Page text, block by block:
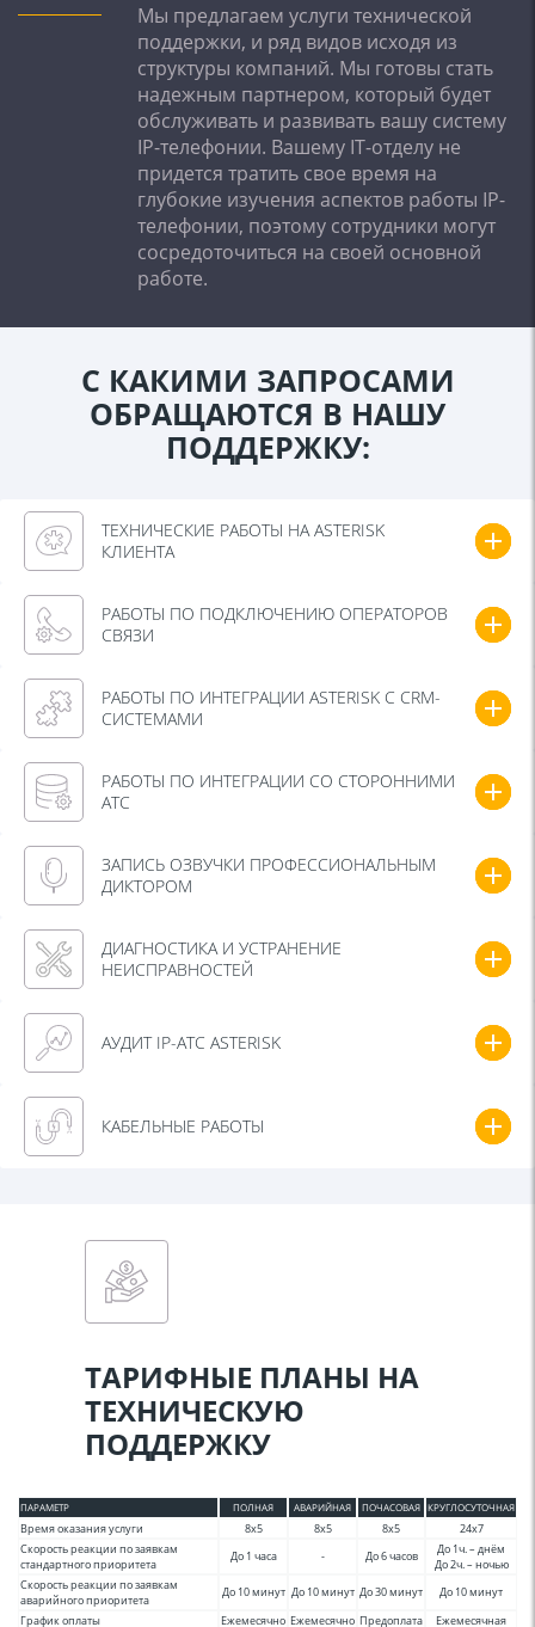
Мы предлагаем услуги технической
поддержки, и ряд видов исходя из
структуры компаний. Мы готовы стать
надежным партнером, который будет
обслуживать и развивать вашу систему
IP-телефонии. Вашему IT-отделу не
придется тратить свое время на
глубокие изучения аспектов работы IP-
телефонии, поэтому сотрудники могут
сосредоточиться на своей основной
работе.
С КАКИМИ ЗАПРОСАМИ
ОБРАЩАЮТСЯ В НАШУ
ПОДДЕРЖКУ:
ТЕХНИЧЕСКИЕ РАБОТЫ НА ASTERISK
КЛИЕНТА
РАБОТЫ ПО ПОДКЛЮЧЕНИЮ ОПЕРАТОРОВ
СВЯЗИ
РАБОТЫ ПО ИНТЕГРАЦИИ ASTERISK C CRM-
СИСТЕМАМИ
РАБОТЫ ПО ИНТЕГРАЦИИ СО СТОРОННИМИ
АТС
ЗАПИСЬ ОЗВУЧКИ ПРОФЕССИОНАЛЬНЫМ
ДИКТОРОМ
ДИАГНОСТИКА И УСТРАНЕНИЕ
НЕИСПРАВНОСТЕЙ
АУДИТ IP-АТС ASTERISK
КАБЕЛЬНЫЕ РАБОТЫ
ТАРИФНЫЕ ПЛАНЫ НА
ТЕХНИЧЕСКУЮ
ПОДДЕРЖКУ
ПАРАМЕТР ПОЛНАЯ АВАРИЙНАЯ ПОЧАСОВАЯ КРУГЛОСУТОЧНАЯ
Время оказания услуги 8х5 8х5 8х5
24х7
Скорость реакции по заявкам
стандартного приоритета
До 1 часа - До 6 часов
До 1ч. – днём
До 2ч. – ночью
Скорость реакции по заявкам
аварийного приоритета
До 10 минут До 10 минут До 30 минут
До 10 минут
График оплаты
Ежемесячно Ежемесячно Предоплата Ежемесячная